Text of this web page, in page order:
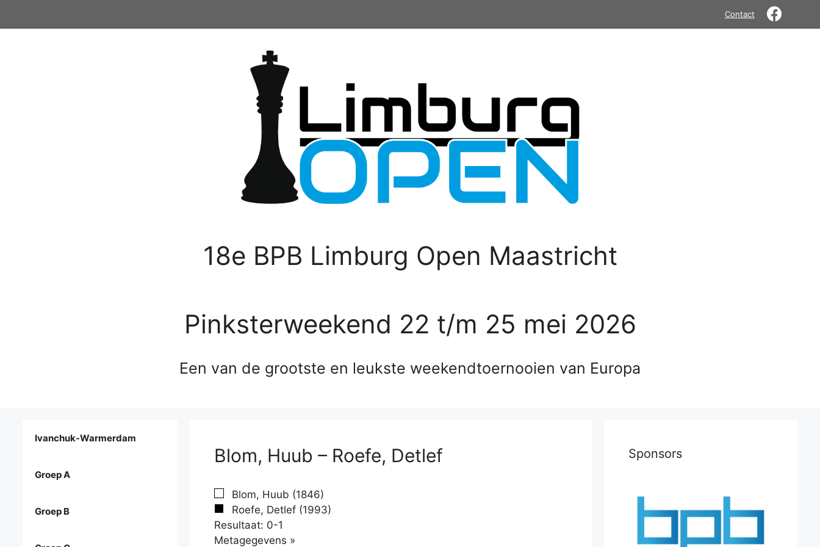
Contact
18e BPB Limburg Open Maastricht
Pinksterweekend 22 t/m 25 mei 2026
Een van de grootste en leukste weekendtoernooien van Europa
Blom, Huub – Roefe, Detlef
Blom, Huub (1846)
Roefe, Detlef (1993)
Resultaat: 0-1
Metagegevens »
Ivanchuk-Warmerdam
Groep A
Groep B
Sponsors